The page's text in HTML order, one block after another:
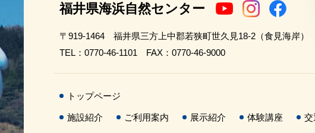
福井県海浜自然センター
〒919-1464 福井県三方上中郡若狭町世久見18-2（食見海岸）
TEL：0770-46-1101 FAX：0770-46-9000
トップページ
施設紹介 ご利用案内 展示紹介 体験講座 交